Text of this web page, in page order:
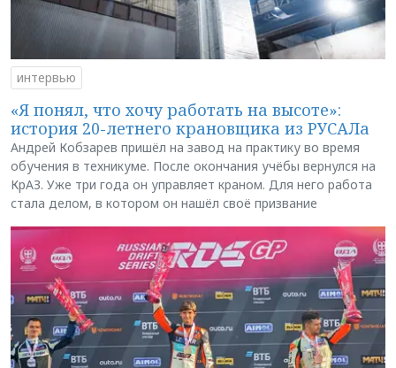
интервью
«Я понял, что хочу работать на высоте»:
история 20-летнего крановщика из РУСАЛа
Андрей Кобзарев пришёл на завод на практику во время
обучения в техникуме. После окончания учёбы вернулся на
КрАЗ. Уже три года он управляет краном. Для него работа
стала делом, в котором он нашёл своё призвание